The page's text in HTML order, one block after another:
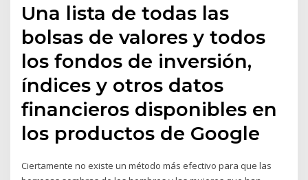
Una lista de todas las
bolsas de valores y todos
los fondos de inversión,
índices y otros datos
financieros disponibles en
los productos de Google
Ciertamente no existe un método más efectivo para que las